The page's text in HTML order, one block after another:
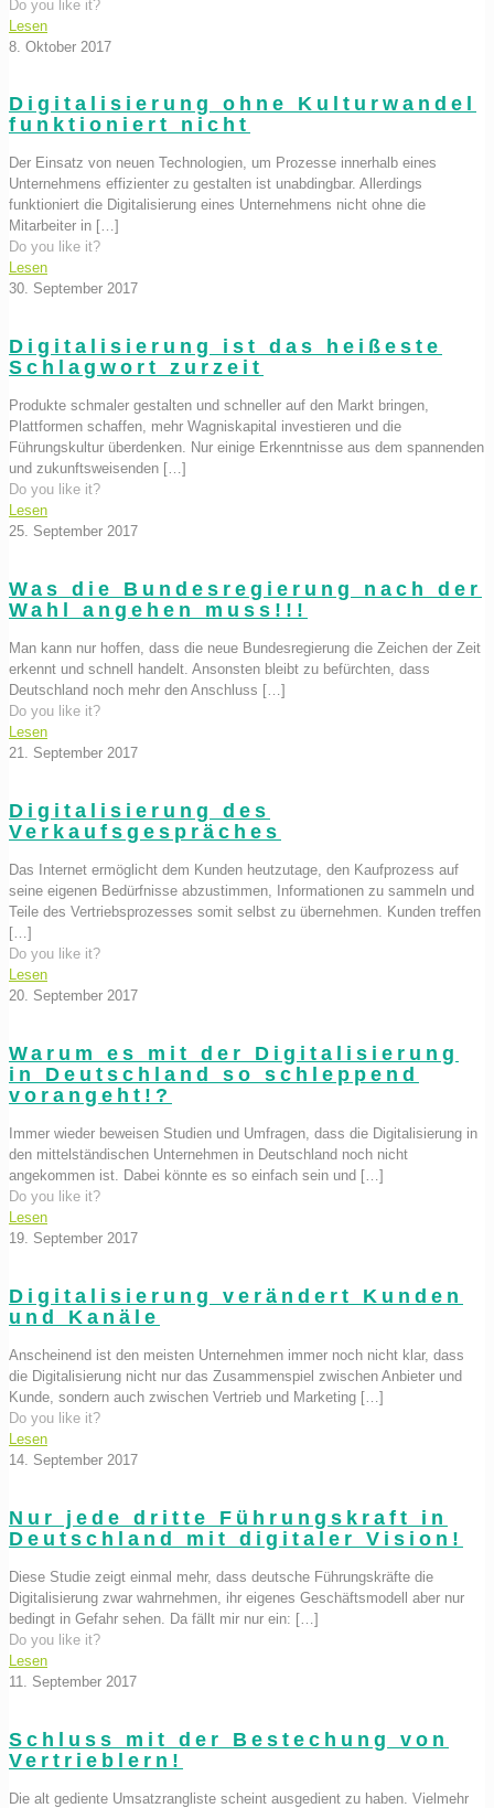
Do you like it?
Lesen
8. Oktober 2017
Digitalisierung ohne Kulturwandel
funktioniert nicht
Der Einsatz von neuen Technologien, um Prozesse innerhalb eines
Unternehmens effizienter zu gestalten ist unabdingbar. Allerdings
funktioniert die Digitalisierung eines Unternehmens nicht ohne die
Mitarbeiter in […]
Do you like it?
Lesen
30. September 2017
Digitalisierung ist das heißeste
Schlagwort zurzeit
Produkte schmaler gestalten und schneller auf den Markt bringen,
Plattformen schaffen, mehr Wagniskapital investieren und die
Führungskultur überdenken. Nur einige Erkenntnisse aus dem spannenden
und zukunftsweisenden […]
Do you like it?
Lesen
25. September 2017
Was die Bundesregierung nach der
Wahl angehen muss!!!
Man kann nur hoffen, dass die neue Bundesregierung die Zeichen der Zeit
erkennt und schnell handelt. Ansonsten bleibt zu befürchten, dass
Deutschland noch mehr den Anschluss […]
Do you like it?
Lesen
21. September 2017
Digitalisierung des
Verkaufsgespräches
Das Internet ermöglicht dem Kunden heutzutage, den Kaufprozess auf
seine eigenen Bedürfnisse abzustimmen, Informationen zu sammeln und
Teile des Vertriebsprozesses somit selbst zu übernehmen. Kunden treffen
[…]
Do you like it?
Lesen
20. September 2017
Warum es mit der Digitalisierung
in Deutschland so schleppend
vorangeht!?
Immer wieder beweisen Studien und Umfragen, dass die Digitalisierung in
den mittelständischen Unternehmen in Deutschland noch nicht
angekommen ist. Dabei könnte es so einfach sein und […]
Do you like it?
Lesen
19. September 2017
Digitalisierung verändert Kunden
und Kanäle
Anscheinend ist den meisten Unternehmen immer noch nicht klar, dass
die Digitalisierung nicht nur das Zusammenspiel zwischen Anbieter und
Kunde, sondern auch zwischen Vertrieb und Marketing […]
Do you like it?
Lesen
14. September 2017
Nur jede dritte Führungskraft in
Deutschland mit digitaler Vision!
Diese Studie zeigt einmal mehr, dass deutsche Führungskräfte die
Digitalisierung zwar wahrnehmen, ihr eigenes Geschäftsmodell aber nur
bedingt in Gefahr sehen. Da fällt mir nur ein: […]
Do you like it?
Lesen
11. September 2017
Schluss mit der Bestechung von
Vertrieblern!
Die alt gediente Umsatzrangliste scheint ausgedient zu haben. Vielmehr